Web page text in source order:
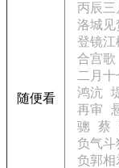
随便看
丙辰三
洛城见
登镜江
合宫歌
二月
鸿沆
再审
骢 蔡
负气斗
负郭相